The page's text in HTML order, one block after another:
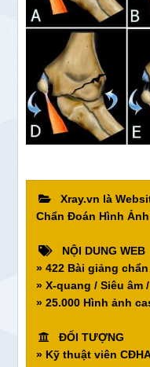
Xray.vn là
Chẩn Đoán Hình Ảnh
NỘI DUNG WEB
» 422 Bài giảng
» X-quang / Siêu âm
» 25.000 Hình ảnh
ĐỐI TƯỢNG
» Kỹ thuật viên